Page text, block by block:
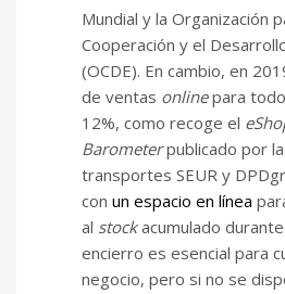
Mundial y la Organización
Cooperación y el
(OCDE). En cambio, en
de ventas onlinepara
12%, como recoge el
Barometerpublicado por
transportes SEUR y
con un espacio en línea
al stockacumulado
encierro es esencial para
negocio, pero si no se